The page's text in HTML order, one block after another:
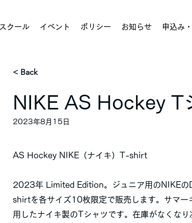
スクール イベント ポリシー お知らせ 申込み
< Back
NIKE AS Hockey T
2023年8月15日
AS Hockey NIKE（ナイキ）T-shirt
2023年 Limited Edition。ジュニア用のNIKE
shirtを各サイズ10枚限定で販売します。サマー
用したナイキ製のTシャツです。在庫がなくなり